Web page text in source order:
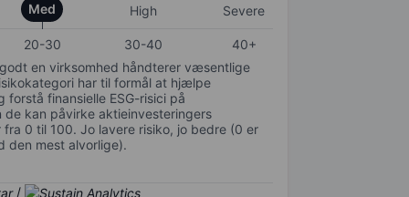
Med
High Severe
20-30 30-40
40+
en virksomhed håndterer væsentlige
har til formål at hjælpe
finansielle ESG-risici på
kan påvirke aktieinvesteringers
0 til 100. Jo lavere risiko, jo bedre (0 er
den mest alvorlige).
/